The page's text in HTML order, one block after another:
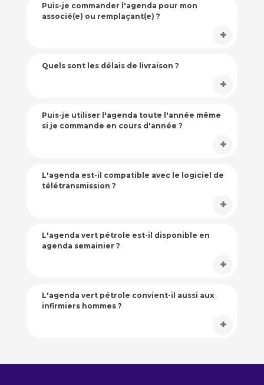
Puis-je commander l'agenda pour mon
associé(e) ou remplaçant(e) ?
Quels sont les délais de livraison ?
Puis-je utiliser l'agenda toute l'année même
si je commande en cours d'année ?
L'agenda est-il compatible avec le logiciel de
télétransmission ?
L'agenda vert pétrole est-il disponible en
agenda semainier ?
L'agenda vert pétrole convient-il aussi aux
infirmiers hommes ?